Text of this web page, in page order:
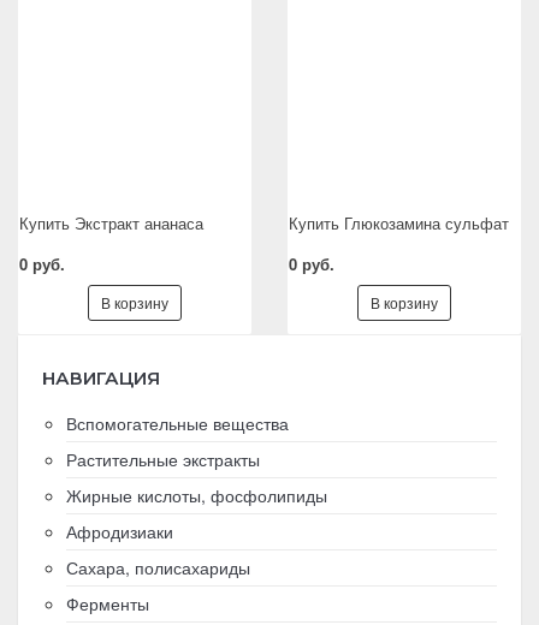
Купить Экстракт ананаса
0 руб.
В корзину
Купить Глюкозамина сульфат
0 руб.
В корзину
НАВИГАЦИЯ
Вспомогательные вещества
Растительные экстракты
Жирные кислоты, фосфолипиды
Афродизиаки
Сахара, полисахариды
Ферменты